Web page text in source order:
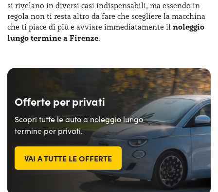
si rivelano in diversi casi indispensabili, ma essendo in
regola non ti resta altro da fare che scegliere la macchina
che ti piace di più e avviare immediatamente il noleggio
lungo termine a Firenze.
Offerte per privati
Scopri tutte le auto a noleggio lungo
termine per privati.
VAI A TUTTE LE OFFERTE